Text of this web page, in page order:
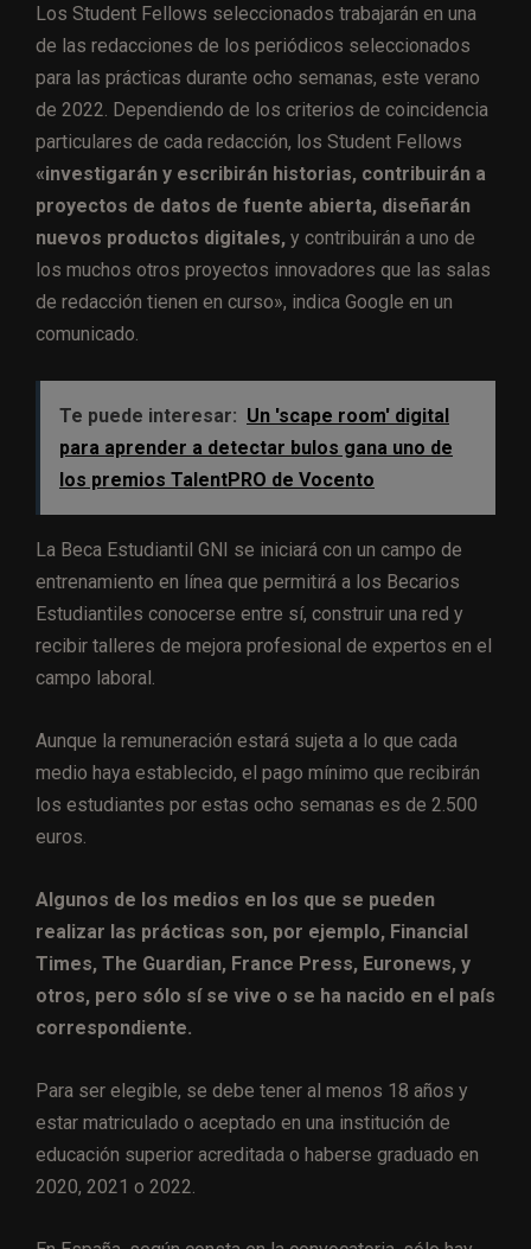
Los Student Fellows seleccionados trabajarán en una
de las redacciones de los periódicos seleccionados
para las prácticas durante ocho semanas, este verano
de 2022. Dependiendo de los criterios de coincidencia
particulares de cada redacción, los Student Fellows
«investigarán y escribirán historias, contribuirán a
proyectos de datos de fuente abierta, diseñarán
nuevos productos digitales, y contribuirán a uno de
los muchos otros proyectos innovadores que las salas
de redacción tienen en curso», indica Google en un
comunicado.
Te puede interesar: Un 'scape room' digital
para aprender a detectar bulos gana uno de
los premios TalentPRO de Vocento
La Beca Estudiantil GNI se iniciará con un campo de
entrenamiento en línea que permitirá a los Becarios
Estudiantiles conocerse entre sí, construir una red y
recibir talleres de mejora profesional de expertos en el
campo laboral.
Aunque la remuneración estará sujeta a lo que cada
medio haya establecido, el pago mínimo que recibirán
los estudiantes por estas ocho semanas es de 2.500
euros.
Algunos de los medios en los que se pueden
realizar las prácticas son, por ejemplo, Financial
Times, The Guardian, France Press, Euronews, y
otros, pero sólo sí se vive o se ha nacido en el país
correspondiente.
Para ser elegible, se debe tener al menos 18 años y
estar matriculado o aceptado en una institución de
educación superior acreditada o haberse graduado en
2020, 2021 o 2022.